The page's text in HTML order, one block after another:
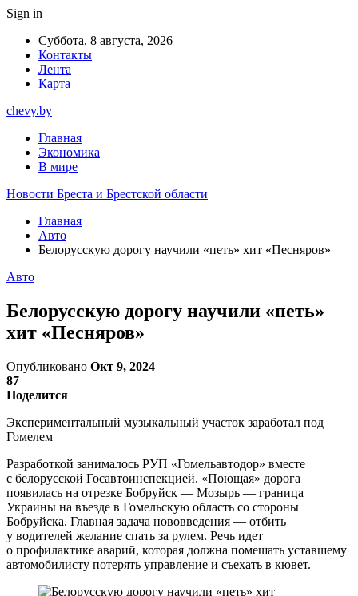
Sign in
Суббота, 8 августа, 2026
Контакты
Лента
Карта
chevy.by
Главная
Экономика
В мире
Новости Бреста и Брестской области
Главная
Авто
Белорусскую дорогу научили «петь» хит «Песняров»
Авто
Белорусскую дорогу научили «петь»
хит «Песняров»
Опубликовано Окт 9, 2024
87
Поделится
Экспериментальный музыкальный участок заработал под
Гомелем
Разработкой занималось РУП «Гомельавтодор» вместе
с белорусской Госавтоинспекцией. «Поющая» дорога
появилась на отрезке Бобруйск — Мозырь — граница
Украины на въезде в Гомельскую область со стороны
Бобруйска. Главная задача нововведения — отбить
у водителей желание спать за рулем. Речь идет
о профилактике аварий, которая должна помешать уставшему
автомобилисту потерять управление и съехать в кювет.